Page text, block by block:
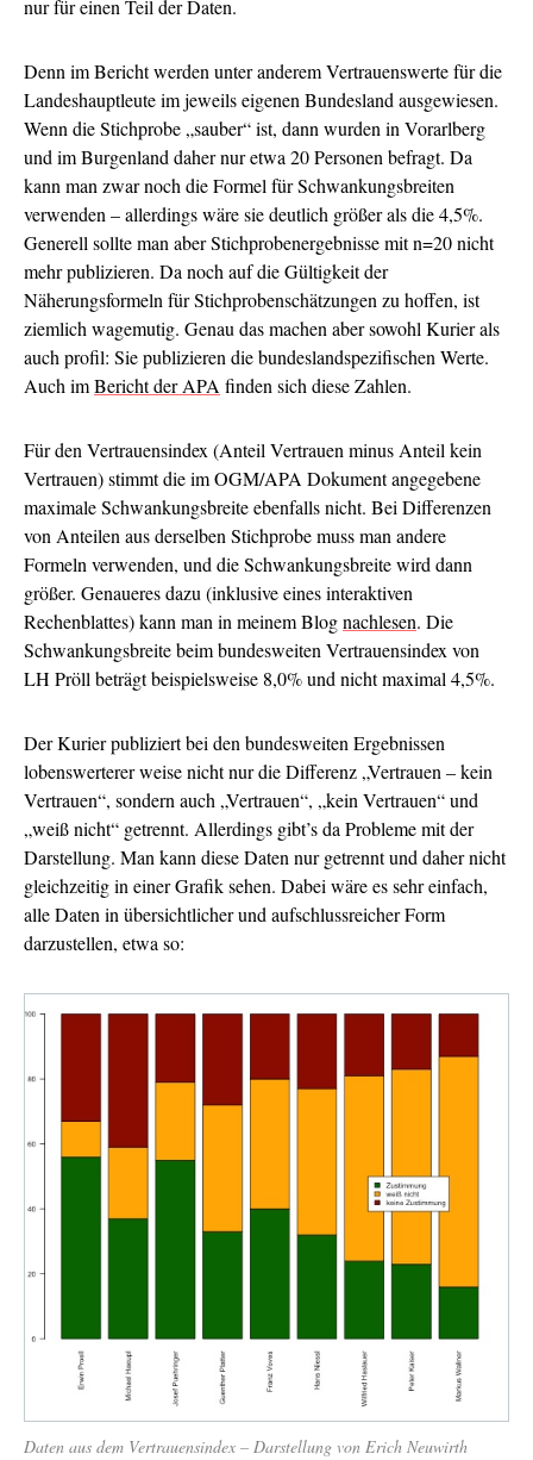
nur für einen Teil der Daten.
Denn im Bericht werden unter anderem Vertrauenswerte für die
Landeshauptleute im jeweils eigenen Bundesland ausgewiesen.
Wenn die Stichprobe „sauber“ ist, dann wurden in Vorarlberg
und im Burgenland daher nur etwa 20 Personen befragt. Da
kann man zwar noch die Formel für Schwankungsbreiten
verwenden – allerdings wäre sie deutlich größer als die 4,5%.
Generell sollte man aber Stichprobenergebnisse mit n=20 nicht
mehr publizieren. Da noch auf die Gültigkeit der
Näherungsformeln für Stichprobenschätzungen zu hoffen, ist
ziemlich wagemutig. Genau das machen aber sowohl Kurier als
auch profil: Sie publizieren die bundeslandspezifischen Werte.
Auch imBericht der APA finden sich diese Zahlen.
Für den Vertrauensindex (Anteil Vertrauen minus Anteil kein
Vertrauen) stimmt die im OGM/APA Dokument angegebene
maximale Schwankungsbreite ebenfalls nicht. Bei Differenzen
von Anteilen aus derselben Stichprobe muss man andere
Formeln verwenden, und die Schwankungsbreite wird dann
größer. Genaueres dazu (inklusive eines interaktiven
Rechenblattes) kann man in meinem Blognachlesen. Die
Schwankungsbreite beim bundesweiten Vertrauensindex von
LH Pröll beträgt beispielsweise 8,0% und nicht maximal 4,5%.
Der Kurier publiziert bei den bundesweiten Ergebnissen
lobenswerterer weise nicht nur die Differenz „Vertrauen – kein
Vertrauen“, sondern auch „Vertrauen“, „kein Vertrauen“ und
„weiß nicht“ getrennt. Allerdings gibt’s da Probleme mit der
Darstellung. Man kann diese Daten nur getrennt und daher nicht
gleichzeitig in einer Grafik sehen. Dabei wäre es sehr einfach,
alle Daten in übersichtlicher und aufschlussreicher Form
darzustellen, etwa so:
Daten aus dem Vertrauensindex – Darstellung von Erich Neuwirth